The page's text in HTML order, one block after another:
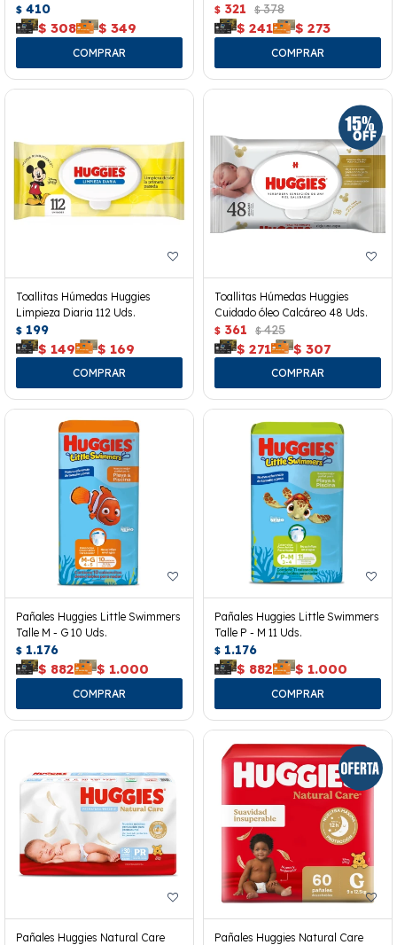
$ 410
$ 308 $ 349
$ 321 $ 378
$ 241 $ 273
Toallitas Húmedas Huggies
Limpieza Diaria 112 Uds.
$ 199
$ 149 $ 169
Toallitas Húmedas Huggies
Cuidado óleo Calcáreo 48 Uds.
$ 361 $ 425
$ 271 $ 307
Pañales Huggies Little Swimmers
Talle M - G 10 Uds.
$ 1.176
$ 882 $ 1.000
Pañales Huggies Little Swimmers
Talle P - M 11 Uds.
$ 1.176
$ 882 $ 1.000
Pañales Huggies Natural Care
Pañales Huggies Natural Care